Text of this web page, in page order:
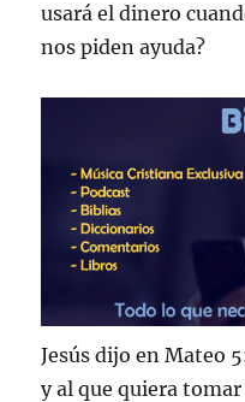
usará el dinero
nos piden ayuda?
Jesús dijo en Mateo
y al que quiera